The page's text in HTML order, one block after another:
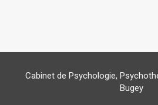
Cabinet de Psychologie,
Bugey